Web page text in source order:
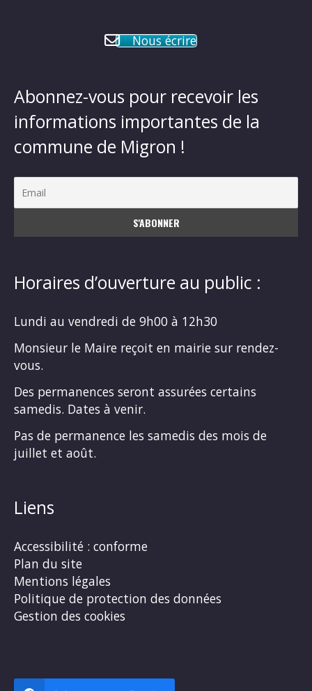
Nous écrire
Abonnez-vous pour recevoir les
informations importantes de la
commune de Migron !
Horaires d’ouverture au public :
Lundi au vendredi de 9h00 à 12h30
Monsieur le Maire reçoit en mairie sur rendez-
vous.
Des permanences seront assurées certains
samedis. Dates à venir.
Pas de permanence les samedis des mois de
juillet et août.
Liens
Accessibilité : conforme
Plan du site
Mentions légales
Politique de protection des données
Gestion des cookies